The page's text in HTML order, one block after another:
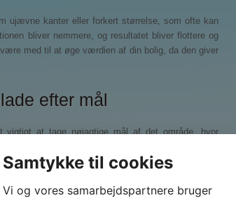
ujævne kanter eller forkert størrelse, som ofte kan
bliver nemmere, og resultatet bliver flottere og
med til at øge værdien af din bolig, da den giver
efter mål
at tage nøjagtige mål af det område, hvor
få hjælp fra en professionel, så du er sikker på, at
og den finish, der passer til dine ønsker.
design, så du får en bordplade efter mål, der både
Samtykke til cookies
Vi og vores samarbejdspartnere bruger